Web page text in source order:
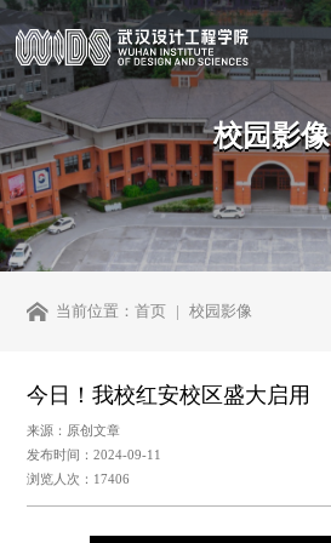
校园影像
当前位置：首页 校园影像
今日！我校红安校区盛大启用
来源：原创文章
发布时间：2024-09-11
浏览人次：17406